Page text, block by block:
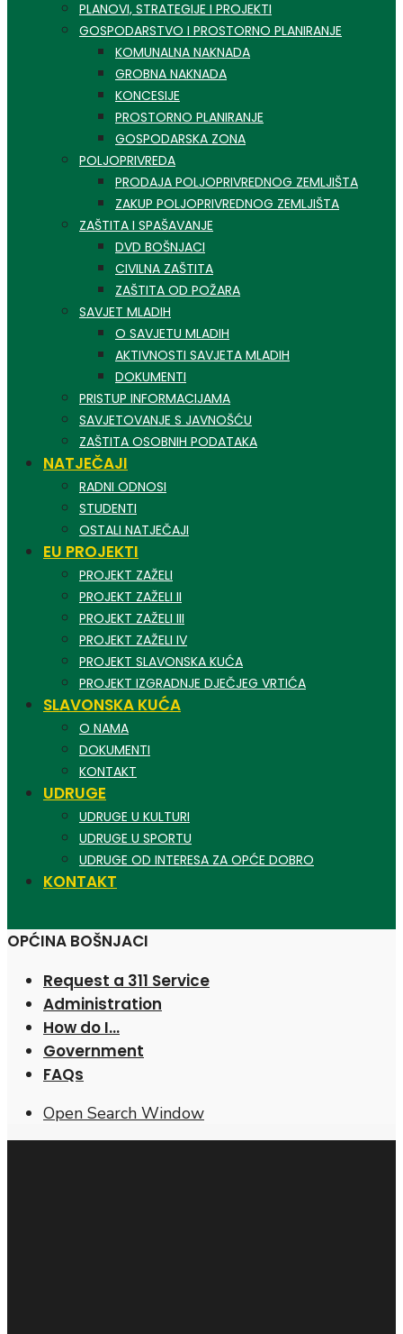
PLANOVI, STRATEGIJE I PROJEKTI
GOSPODARSTVO I PROSTORNO PLANIRANJE
KOMUNALNA NAKNADA
GROBNA NAKNADA
KONCESIJE
PROSTORNO PLANIRANJE
GOSPODARSKA ZONA
POLJOPRIVREDA
PRODAJA POLJOPRIVREDNOG ZEMLJIŠTA
ZAKUP POLJOPRIVREDNOG ZEMLJIŠTA
ZAŠTITA I SPAŠAVANJE
DVD BOŠNJACI
CIVILNA ZAŠTITA
ZAŠTITA OD POŽARA
SAVJET MLADIH
O SAVJETU MLADIH
AKTIVNOSTI SAVJETA MLADIH
DOKUMENTI
PRISTUP INFORMACIJAMA
SAVJETOVANJE S JAVNOŠĆU
ZAŠTITA OSOBNIH PODATAKA
NATJEČAJI
RADNI ODNOSI
STUDENTI
OSTALI NATJEČAJI
EU PROJEKTI
PROJEKT ZAŽELI
PROJEKT ZAŽELI II
PROJEKT ZAŽELI III
PROJEKT ZAŽELI IV
PROJEKT SLAVONSKA KUĆA
PROJEKT IZGRADNJE DJEČJEG VRTIĆA
SLAVONSKA KUĆA
O NAMA
DOKUMENTI
KONTAKT
UDRUGE
UDRUGE U KULTURI
UDRUGE U SPORTU
UDRUGE OD INTERESA ZA OPĆE DOBRO
KONTAKT
OPĆINA BOŠNJACI
Request a 311 Service
Administration
How do I…
Government
FAQs
Open Search Window